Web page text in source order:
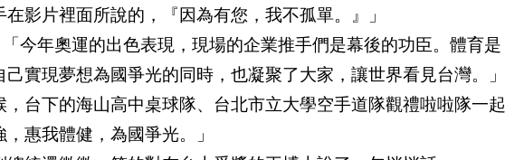
影片裡面所說的，『因為有您，我不孤單。』」
今年奧運的出色表現，現場的企業推手們是幕後的功臣。體育是
實現夢想為國爭光的同時，也凝聚了大家，讓世界看見台灣。」
台下的海山高中桌球隊、台北市立大學空手道隊觀禮啦啦隊一起
惠我體健，為國爭光。」